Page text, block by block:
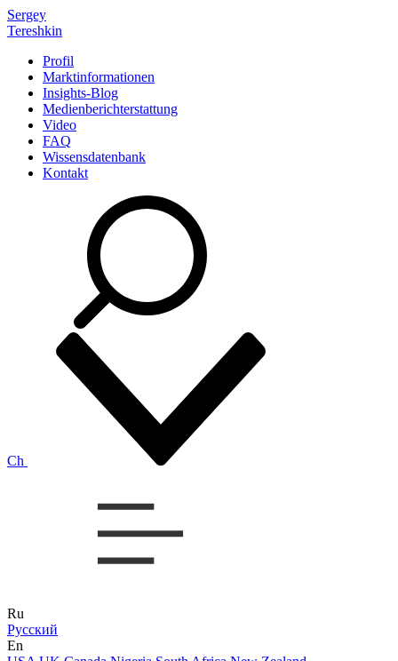
Sergey
Tereshkin
Profil
Marktinformationen
Insights-Blog
Medienberichterstattung
Video
FAQ
Wissensdatenbank
Kontakt
Ch
Ru
Русский
En